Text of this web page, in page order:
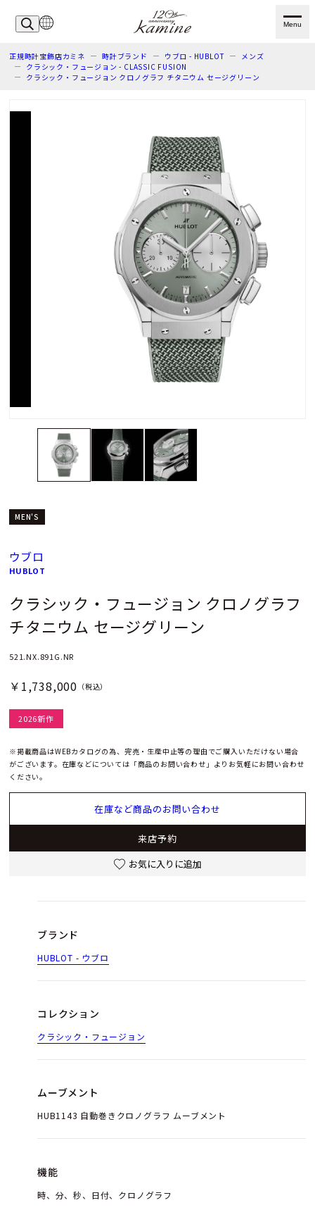
Menu
正規時計宝飾店カミネ 時計ブランド ウブロ - HUBLOT
メンズ
クラシック・フュージョン - CLASSIC FUSION
クラシック・フュージョン クロノグラフ チタニウム セージグリーン
MEN'S
ウブロ
HUBLOT
クラシック・フュージョン クロノグラフ
チタニウム セージグリーン
521.NX.891G.NR
￥1,738,000 （税込）
2026新作
※掲載商品はWEBカタログの為、完売・生産中止等の理由でご購入いただけない場合
がございます。在庫などについては「商品のお問い合わせ」よりお気軽にお問い合わせ
ください。
在庫など商品のお問い合わせ
来店予約
お気に入りに追加
ブランド
HUBLOT - ウブロ
コレクション
クラシック・フュージョン
ムーブメント
HUB1143 自動巻きクロノグラフ ムーブメント
機能
時、分、秒、日付、クロノグラフ